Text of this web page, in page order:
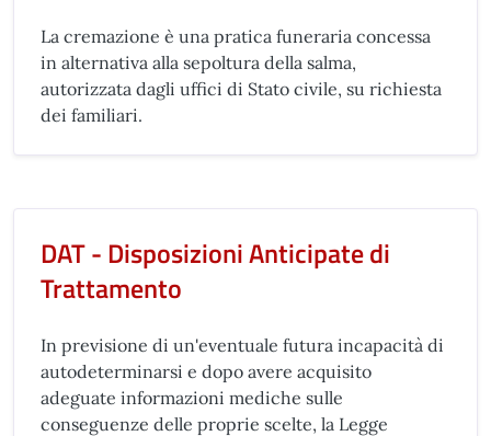
La cremazione è una pratica funeraria concessa
in alternativa alla sepoltura della salma,
autorizzata dagli uffici di Stato civile, su richiesta
dei familiari.
DAT - Disposizioni Anticipate di
Trattamento
In previsione di un'eventuale futura incapacità di
autodeterminarsi e dopo avere acquisito
adeguate informazioni mediche sulle
conseguenze delle proprie scelte, la Legge